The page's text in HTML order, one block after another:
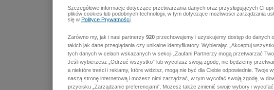
Szczegółowe informacje dotyczące przetwarzania danych oraz przysługujących Ci
plików cookies lub podobnych technologii, w tym dotyczące możliwości zarządzania
się w Polityce Prywatności
Zarówno my, jak i nasi partnerzy 920 przechowujemy i uzyskujemy dostęp do danych
takich jak dane przeglądania czy unikalne identyfikatory. Wybierając „Akceptuj
tych danych w celach wskazanych w sekcji „Zaufani Partnerzy mogą przetwarzać
Jeśli wybierzesz „Odrzuć wszystko” lub wycofasz swoją zgodę, nie będziemy
a niektóre treści i reklamy, które widzisz, mogą nie być dla Ciebie odpowiednie. Twoje
naszą stronę internetową i możesz nimi zarządzać, w tym wycofać swoją zgodę, w
przycisku „Zarządzanie preferencjami”. Możesz także zmienić swoje wybory i